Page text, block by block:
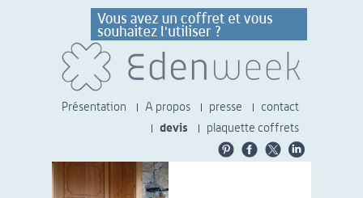
Présentation A propos presse
contact
devis
plaquette coffrets